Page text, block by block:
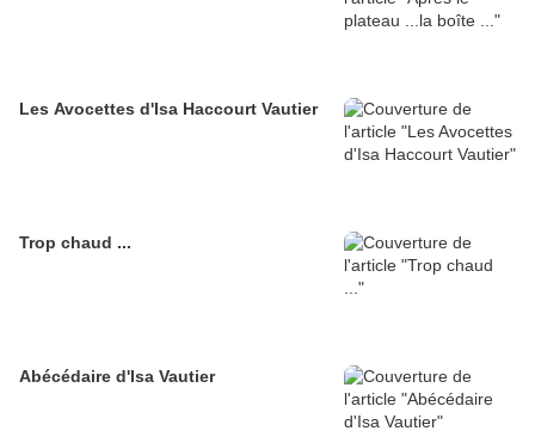
Les Avocettes d'Isa Haccourt Vautier
Trop chaud ...
Abécédaire d'Isa Vautier